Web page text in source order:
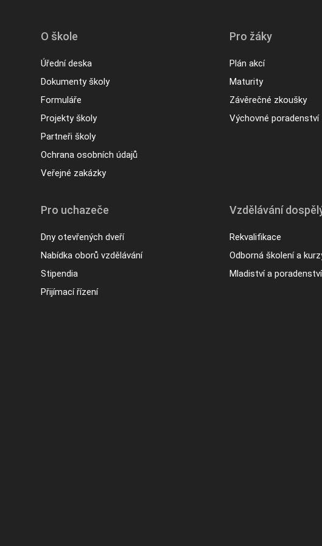
O škole
Úřední deska
Dokumenty školy
Formuláře
Projekty školy
Partneři školy
Ochrana osobních údajů
Veřejné zakázky
Pro žáky
Plán akcí
Maturity
Závěrečné zkoušky
Výchovné poradenství
Pro uchazeče
Dny otevřených dveří
Nabídka oborů vzdělávání
Stipendia
Přijímací řízení
Vzdělávání
Rekvalifikace
Odborná školení a
Mladiství a poradenství